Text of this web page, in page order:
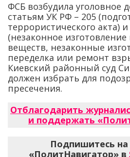
ФСБ возбудила уголовное
статьям УК РФ – 205
террористического акта) и
(незаконное
веществ, незаконные
переделка или ремонт
Киевский районный суд
должен избрать для
пресечения.
Отблагодарить
и поддержать
Подпишитесь на
«ПолитНавигатор» в